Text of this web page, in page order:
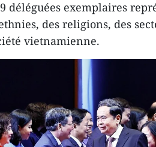
déléguées exemplaires
des religions, des
vietnamienne.